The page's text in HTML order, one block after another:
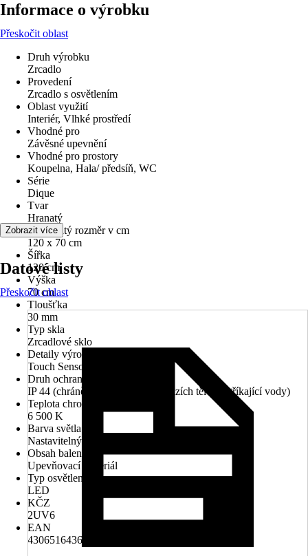
Informace o výrobku
Přeskočit oblast
Druh výrobku
Zrcadlo
Provedení
Zrcadlo s osvětlením
Oblast využití
Interiér, Vlhké prostředí
Vhodné pro
Závěsné upevnění
Vhodné pro prostory
Koupelna, Hala/ předsíň, WC
Série
Dique
Tvar
Hranatý
Jmenovitý rozměr v cm
120 x 70 cm
Šířka
120 cm
Výška
70 cm
Tloušťka
30 mm
Typ skla
Zrcadlové sklo
Detaily výrobku
Touch Sensor
Druh ochrany
IP 44 (chráněno před vniknutím cizích těles a stříkající vody)
Teplota chromatičnosti
6 500 K
Barva světla
Nastavitelný odstín bílé
Obsah balení
Upevňovací materiál
Typ osvětlení
LED
KČZ
2UV6
EAN
4306516436958
Zobrazit více
Datové listy
Přeskočit oblast